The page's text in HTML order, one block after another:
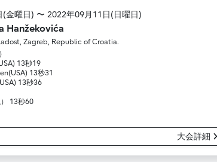
金曜日) 〜 2022年09月11日(日曜日)
Hanžekovića
Zagreb, Republic of Croatia.
13秒19
13秒31
13秒36
） 13秒60
大会詳細